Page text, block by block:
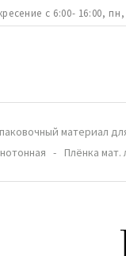
с 6:00- 16:00,
материал
Плёнка